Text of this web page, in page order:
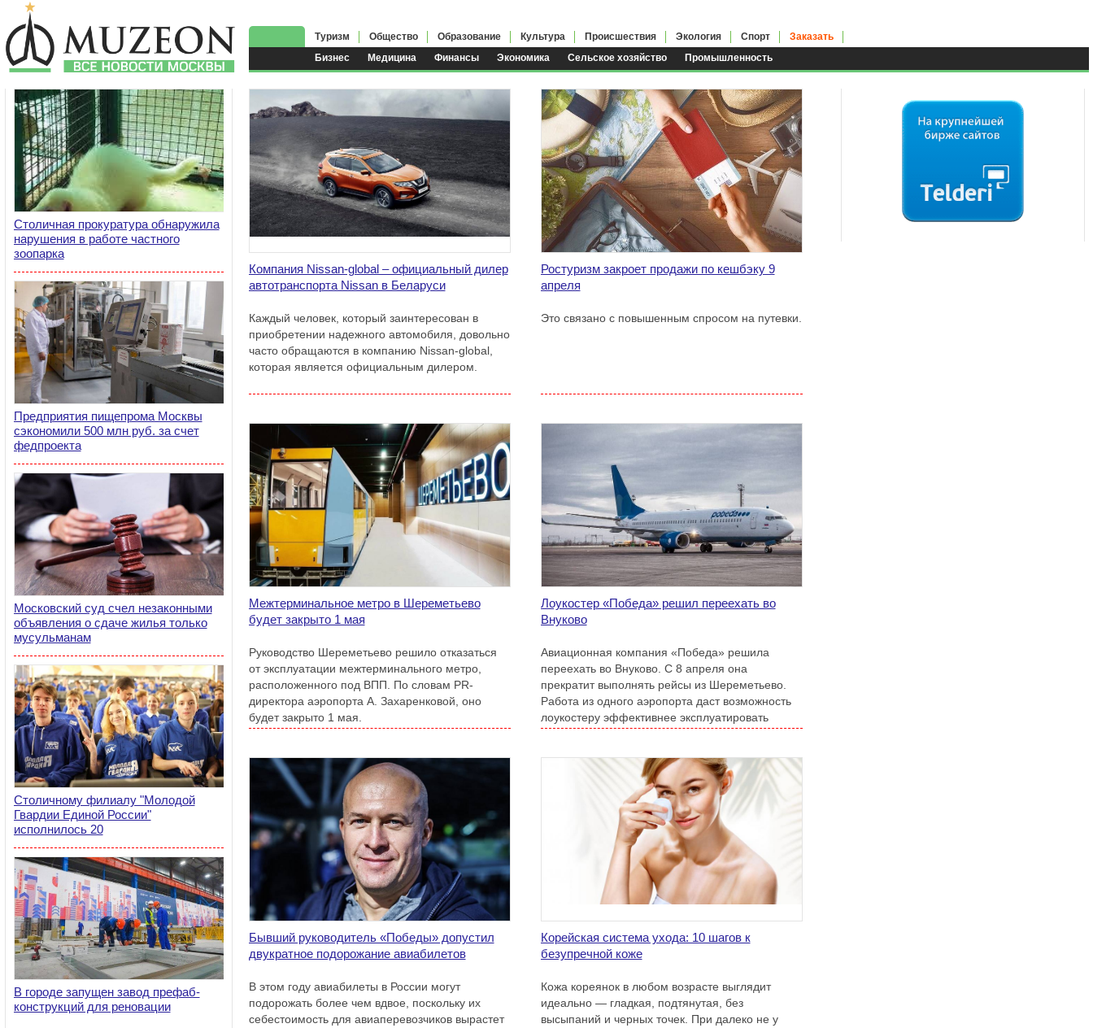
Бизнес Медицина Финансы Экономика Сельское хозяйство Промышленность
Туризм Общество Образование Культура Происшествия Экология Спорт Заказать
Столичная прокуратура обнаружила
нарушения в работе частного
зоопарка
Предприятия пищепрома Москвы
сэкономили 500 млн руб. за счет
федпроекта
Московский суд счел незаконными
объявления о сдаче жилья только
мусульманам
Столичному филиалу "Молодой
Гвардии Единой России"
исполнилось 20
В городе запущен завод префаб-
конструкций для реновации
Компания Nissan-global – официальный дилер
автотранспорта Nissan в Беларуси
Каждый человек, который заинтересован в
приобретении надежного автомобиля, довольно
часто обращаются в компанию Nissan-global,
которая является официальным дилером.
Ростуризм закроет продажи по кешбэку 9
апреля
Это связано с повышенным спросом на путевки.
Межтерминальное метро в Шереметьево
будет закрыто 1 мая
Руководство Шереметьево решило отказаться
от эксплуатации межтерминального метро,
расположенного под ВПП. По словам PR-
директора аэропорта А. Захаренковой, оно
будет закрыто 1 мая.
Лоукостер «Победа» решил переехать во
Внуково
Авиационная компания «Победа» решила
переехать во Внуково. С 8 апреля она
прекратит выполнять рейсы из Шереметьево.
Работа из одного аэропорта даст возможность
лоукостеру эффективнее эксплуатировать
Бывший руководитель «Победы» допустил
двукратное подорожание авиабилетов
В этом году авиабилеты в России могут
подорожать более чем вдвое, поскольку их
себестоимость для авиаперевозчиков вырастет
Корейская система ухода: 10 шагов к
безупречной коже
Кожа кореянок в любом возрасте выглядит
идеально — гладкая, подтянутая, без
высыпаний и черных точек. При далеко не у